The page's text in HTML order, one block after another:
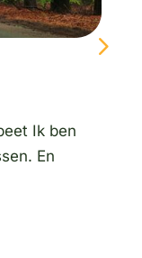
Ik ben
En